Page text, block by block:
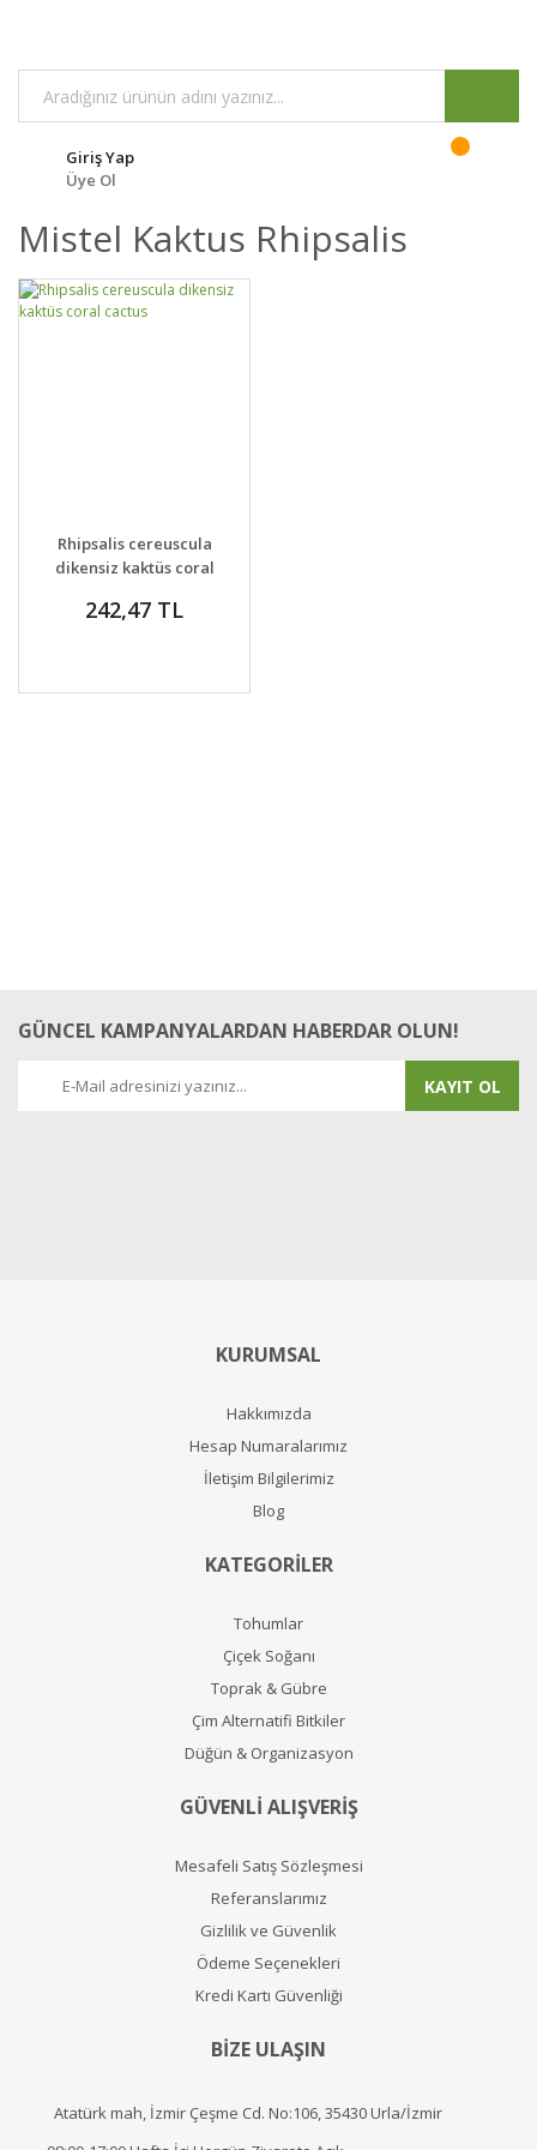
Giriş Yap
Üye Ol
Mistel Kaktus Rhipsalis
DETAYLAR
VER
Rhipsalis cereuscula
dikensiz kaktüs coral
242,47 TL
GÜNCEL KAMPANYALARDAN HABERDAR OLUN!
KAYIT OL
KURUMSAL
Hakkımızda
Hesap Numaralarımız
İletişim Bilgilerimiz
Blog
KATEGORİLER
Tohumlar
Çiçek Soğanı
Toprak & Gübre
Çim Alternatifi Bitkiler
Düğün & Organizasyon
GÜVENLİ ALIŞVERİŞ
Mesafeli Satış Sözleşmesi
Referanslarımız
Gizlilik ve Güvenlik
Ödeme Seçenekleri
Kredi Kartı Güvenliği
BİZE ULAŞIN
Atatürk mah, İzmir Çeşme Cd. No:106, 35430 Urla/İzmir